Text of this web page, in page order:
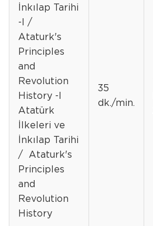
İnkılap Tarihi
-I /
Ataturk's
Principles
and
Revolution
History -I
Atatürk
İlkeleri ve
İnkılap Tarihi
/ Ataturk's
Principles
and
Revolution
History
35
dk./min.